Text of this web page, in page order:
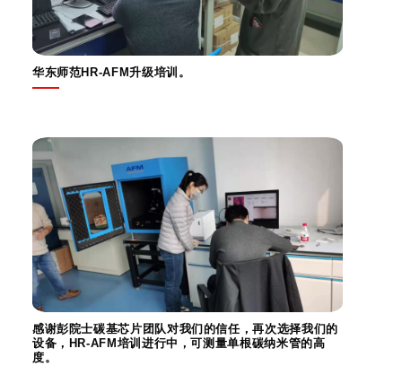
华东师范HR-AFM升级培训。
感谢彭院士碳基芯片团队对我们的信任，再次选择我们的
设备，HR-AFM培训进行中，可测量单根碳纳米管的高
度。